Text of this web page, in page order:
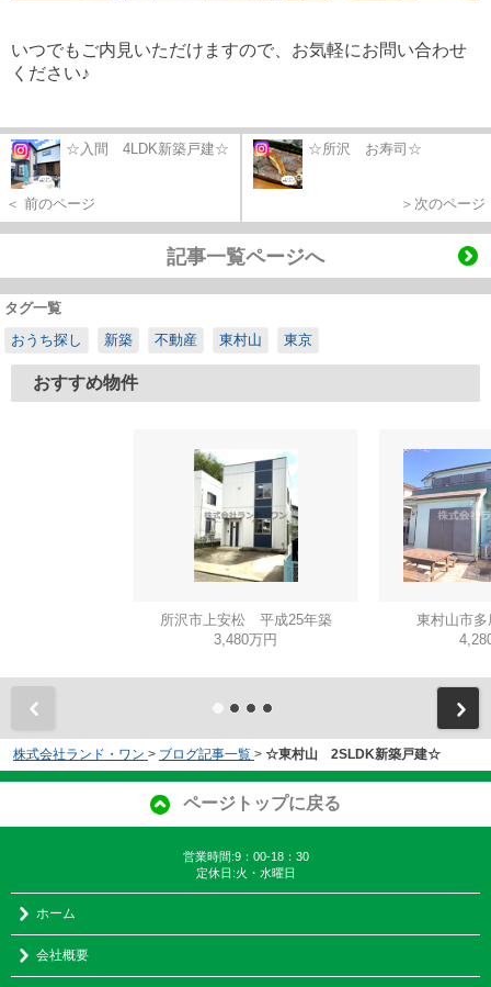
いつでもご内見いただけますので、お気軽にお問い合わせ
ください♪
☆入間 4LDK新築戸建☆
＜ 前のページ
☆所沢 お寿司☆
＞次のページ
記事一覧ページへ
タグ一覧
おうち探し
新築 不動産 東村山 東京
おすすめ物件
所沢市上安松 平成25年築
3,480万円
東村山市
株式会社ランド・ワン > ブログ記事一覧 > ☆東村山 2SLDK新築戸建☆
ページトップに戻る
営業時間:9：00-18：30
定休日:火・水曜日
ホーム
会社概要